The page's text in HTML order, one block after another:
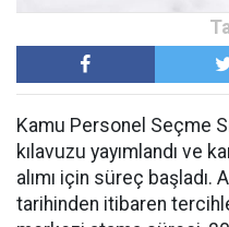
Kamu Personel Seçme
kılavuzu yayımlandı ve
alımı için süreç başladı.
tarihinden itibaren